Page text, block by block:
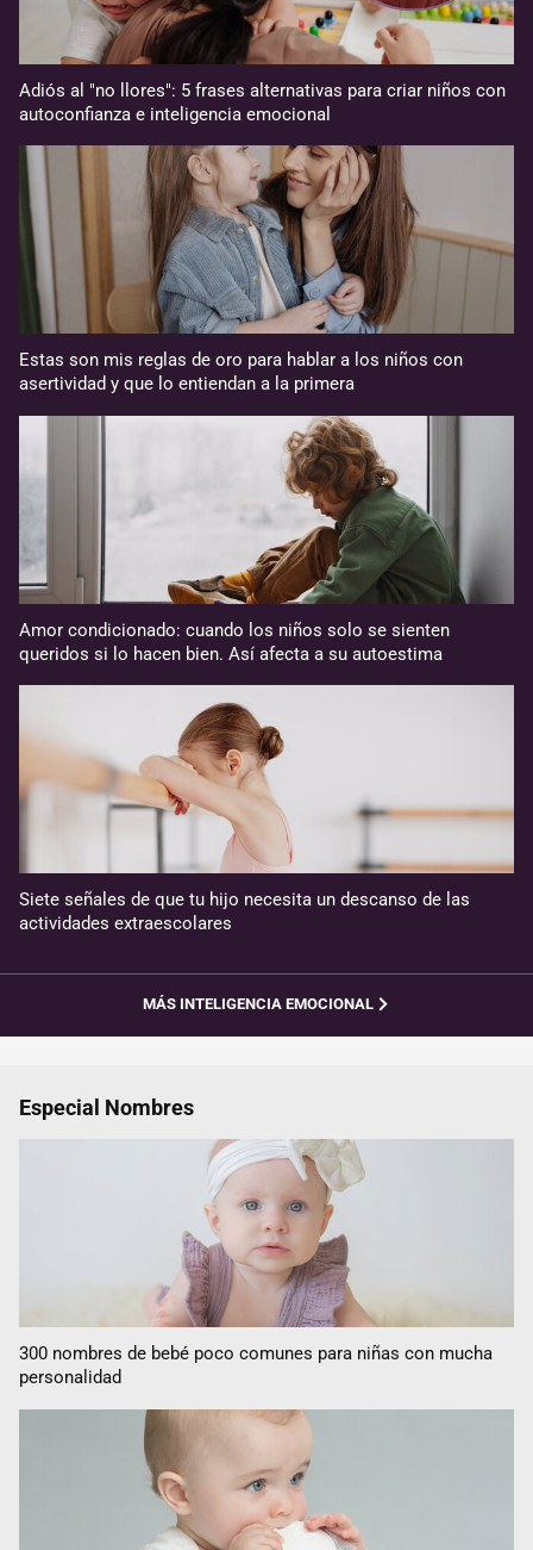
Adiós al "no llores": 5 frases alternativas para criar niños con
autoconfianza e inteligencia emocional
Estas son mis reglas de oro para hablar a los niños con
asertividad y que lo entiendan a la primera
Amor condicionado: cuando los niños solo se sienten
queridos si lo hacen bien. Así afecta a su autoestima
Siete señales de que tu hijo necesita un descanso de las
actividades extraescolares
MÁS INTELIGENCIA EMOCIONAL
Especial Nombres
300 nombres de bebé poco comunes para niñas con mucha
personalidad